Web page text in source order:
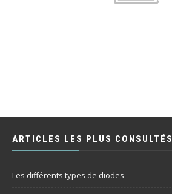
ARTICLES LES PLUS CONSULTÉS
Les différents types de diodes